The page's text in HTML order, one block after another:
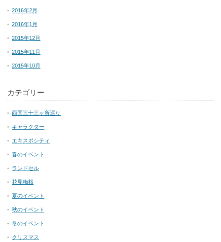
2016年2月
2016年1月
2015年12月
2015年11月
2015年10月
カテゴリー
西国三十三ヶ所巡り
キャラクター
エキスポシティ
春のイベント
ランドセル
花見梅桜
夏のイベント
秋のイベント
冬のイベント
クリスマス